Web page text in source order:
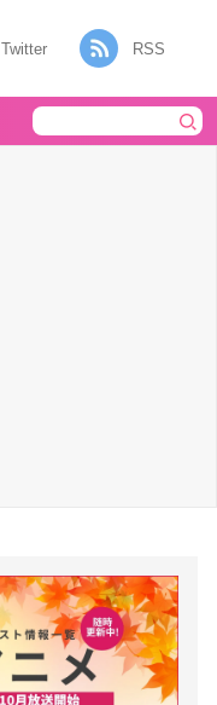
Twitter RSS